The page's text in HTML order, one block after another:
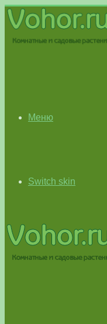
Меню
Switch skin